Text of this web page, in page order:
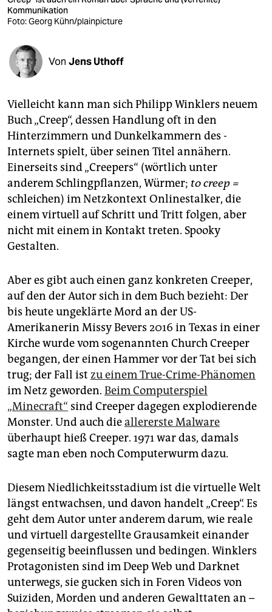
verlag
shop
fragen & hilfe
unterstützen
abo
genossenschaft
epaper login
Kommunikation
Foto: Georg Kühn/plainpicture
Von Jens Uthoff
Vielleicht kann man sich Philipp Winklers neuem
Buch „Creep“, dessen Handlung oft in den
Hinterzimmern und Dunkelkammern des ­
Internets spielt, über seinen Titel annähern.
Einerseits sind „­Creepers“ (wörtlich unter
anderem Schlingpflanzen, Würmer; to creep =
schleichen) im Netzkontext Onlinestalker, die
einem virtuell auf Schritt und Tritt folgen, aber
nicht mit einem in Kontakt treten. Spooky
Gestalten.
Aber es gibt auch einen ganz konkreten Creeper,
auf den der Autor sich in dem Buch bezieht: Der
bis heute ungeklärte Mord an der US-
Amerikanerin Missy Bevers 2016 in Texas in einer
Kirche wurde vom sogenannten Church Creeper
begangen, der einen Hammer vor der Tat bei sich
trug; der Fall ist zu einem True-Crime-Phänomen
im Netz geworden. Beim Computerspiel
„Minecraft“ sind Creeper dagegen explodierende
Monster. Und auch dieallererste Malware
überhaupt hieß Creeper. 1971 war das, damals
sagte man eben noch Computerwurm dazu.
Diesem Niedlichkeitsstadium ist die virtuelle Welt
längst entwachsen, und davon handelt „Creep“. Es
geht dem Autor unter anderem darum, wie reale
und virtuell dargestellte Grausamkeit einander
gegenseitig beeinflussen und bedingen. Winklers
Protagonisten sind im Deep Web und Darknet
unterwegs, sie gucken sich in Foren Videos von
Suiziden, Morden und anderen Gewalttaten an –